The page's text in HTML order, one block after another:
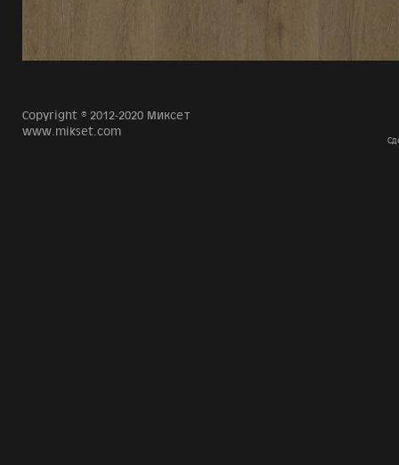
Copyright © 2012-2020 Миксет
www.mikset.com